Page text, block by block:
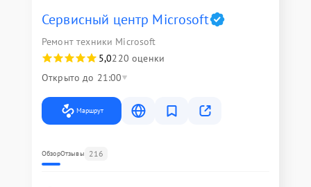
Сервисный центр Microsoft
Ремонт техники Microsoft
5,0220 оценки
Открыто до 21:00
Маршрут
ОбзорОтзывы 216